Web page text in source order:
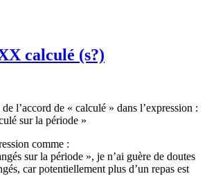
calculé (s?)
l’accord de « calculé » dans l’expression :
sur la période »
comme :
sur la période », je n’ai guère de doutes
car potentiellement plus d’un repas est